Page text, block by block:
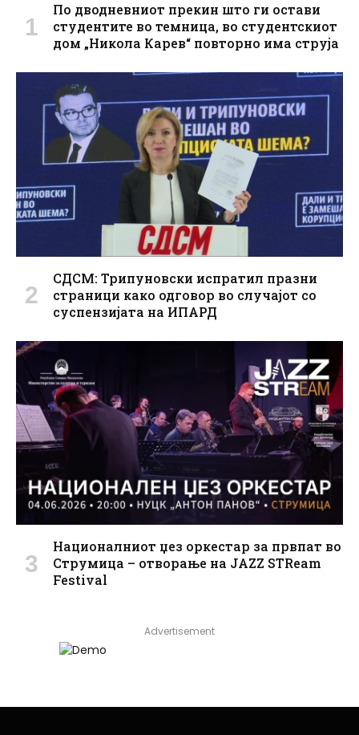
По дводневниот прекин што ги остави
студентите во темница, во студентскиот
дом „Никола Карев“ повторно има струја
СДСМ: Трипуновски испратил празни
страници како одговор во случајот со
суспензијата на ИПАРД
Националниот џез оркестар за првпат во
Струмица – отворање на JAZZ STReam
Festival
Advertisement